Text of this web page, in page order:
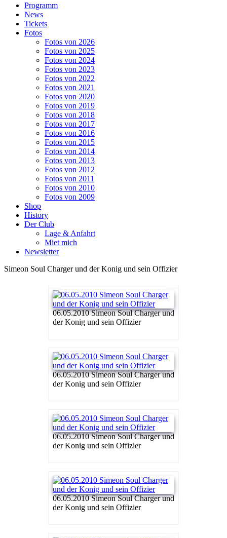
Programm
News
Tickets
Fotos
Fotos von 2026
Fotos von 2025
Fotos von 2024
Fotos von 2023
Fotos von 2022
Fotos von 2021
Fotos von 2020
Fotos von 2019
Fotos von 2018
Fotos von 2017
Fotos von 2016
Fotos von 2015
Fotos von 2014
Fotos von 2013
Fotos von 2012
Fotos von 2011
Fotos von 2010
Fotos von 2009
Shop
History
Der Club
Lage & Anfahrt
Miet mich
Newsletter
Simeon Soul Charger und der Konig und sein Offizier
06.05.2010 Simeon Soul Charger und
der Konig und sein Offizier
06.05.2010 Simeon Soul Charger und
der Konig und sein Offizier
06.05.2010 Simeon Soul Charger und
der Konig und sein Offizier
06.05.2010 Simeon Soul Charger und
der Konig und sein Offizier